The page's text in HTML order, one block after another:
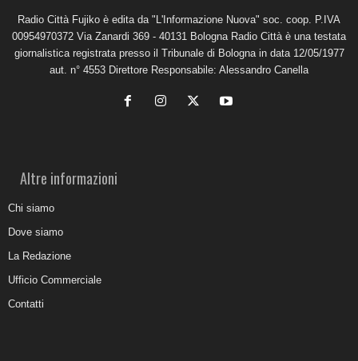
Radio Città Fujiko è edita da "L'Informazione Nuova" soc. coop. P.IVA
00954970372 Via Zanardi 369 - 40131 Bologna Radio Città è una testata
giornalistica registrata presso il Tribunale di Bologna in data 12/05/1977
aut. n° 4553 Direttore Responsabile: Alessandro Canella
Altre informazioni
Chi siamo
Dove siamo
La Redazione
Ufficio Commerciale
Contatti